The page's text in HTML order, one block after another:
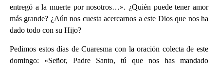
entregó a la muerte por nosotros…». ¿Quién puede tener amor
más grande? ¿Aún nos cuesta acercarnos a este Dios que nos ha
dado todo con su Hijo?
‪Pedimos estos días de Cuaresma con la oración colecta de este
domingo: «Señor, Padre Santo, tú que nos has mandado